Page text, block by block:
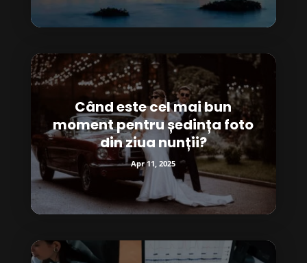
Când este cel mai bun
moment pentru ședința foto
din ziua nunții?
Apr 11, 2025